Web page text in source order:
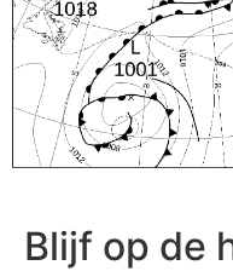
Blijf op de